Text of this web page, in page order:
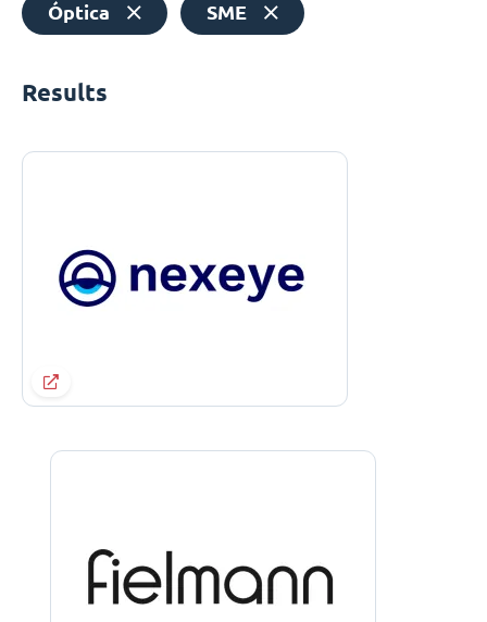
Óptica SME
Results